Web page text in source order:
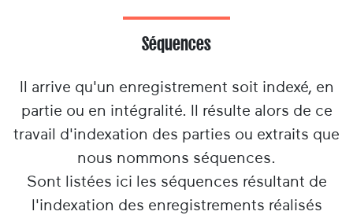
Séquences
Il arrive qu'un enregistrement soit indexé, en
partie ou en intégralité. Il résulte alors de ce
travail d'indexation des parties ou extraits que
nous nommons séquences.
Sont listées ici les séquences résultant de
l'indexation des enregistrements réalisés